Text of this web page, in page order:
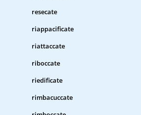
resecate
riappacificate
riattaccate
riboccate
riedificate
rimbacuccate